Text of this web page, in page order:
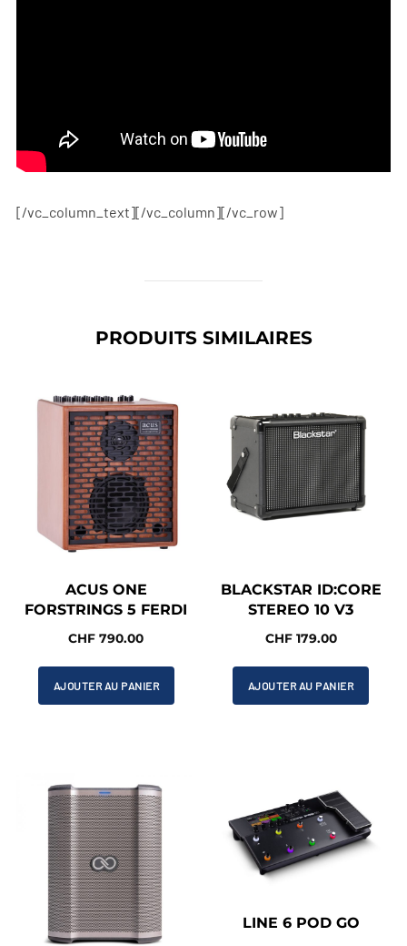
[/vc_column_text][/vc_column][/vc_row]
PRODUITS SIMILAIRES
ACUS ONE
FORSTRINGS 5 FERDI
CHF 790.00
AJOUTER AU PANIER
BLACKSTAR ID:CORE
STEREO 10 V3
CHF179.00
AJOUTER AU PANIER
LINE 6 POD GO